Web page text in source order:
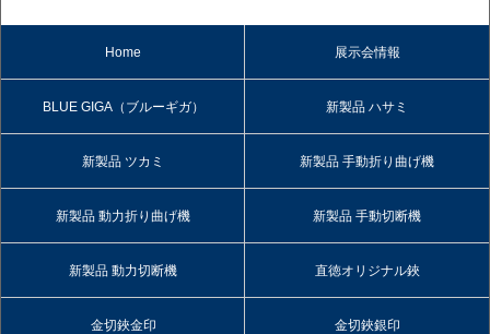
Home 展示会情報
BLUE GIGA（ブルーギガ） 新製品 ハサミ
新製品 ツカミ 新製品 手動折り曲げ機
新製品 動力折り曲げ機 新製品 手動切断機
新製品 動力切断機 直徳オリジナル鋏
金切鋏金印 金切鋏銀印